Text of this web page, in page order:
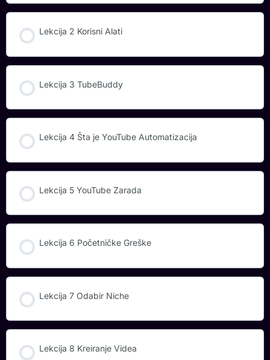
Lekcija 2 Korisni Alati
Lekcija 3 TubeBuddy
Lekcija 4 Šta je YouTube Automatizacija
Lekcija 5 YouTube Zarada
Lekcija 6 Početničke Greške
Lekcija 7 Odabir Niche
Lekcija 8 Kreiranje Videa